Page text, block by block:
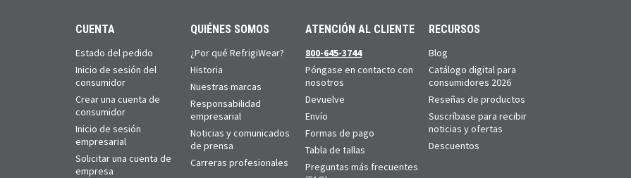
CUENTA
Estado del pedido
Inicio de sesión del
consumidor
Crear una cuenta de
consumidor
Inicio de sesión
empresarial
Solicitar una cuenta de
empresa
QUIÉNES SOMOS
¿Por qué RefrigiWear?
Historia
Nuestras marcas
Responsabilidad
empresarial
Noticias y comunicados
de prensa
Carreras profesionales
ATENCIÓN AL CLIENTE
800-645-3744
Póngase en contacto con
nosotros
Devuelve
Envío
Formas de pago
Tabla de tallas
Preguntas más frecuentes
RECURSOS
Blog
Catálogo digital para
consumidores 2026
Reseñas de productos
Suscríbase para recibir
noticias y ofertas
Descuentos